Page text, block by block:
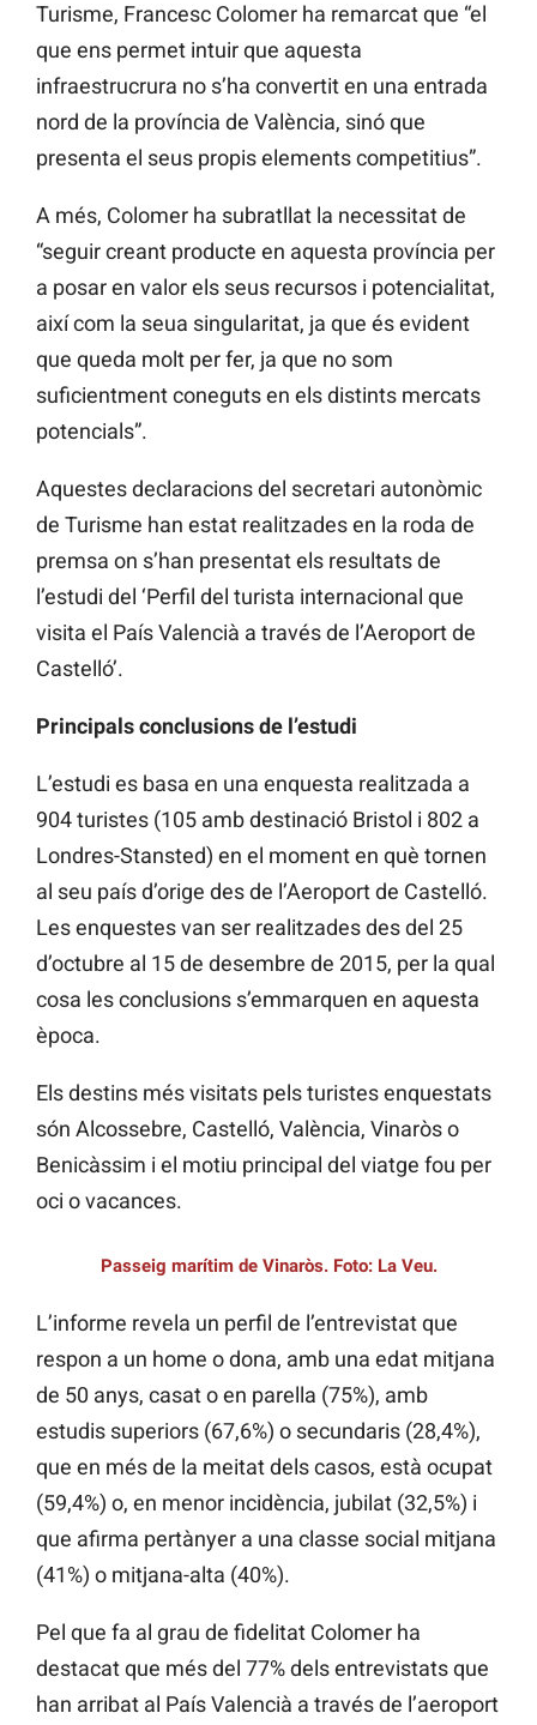
Turisme, Francesc Colomer ha remarcat que “el
que ens permet intuir que aquesta
infraestrucrura no s’ha convertit en una entrada
nord de la província de València, sinó que
presenta el seus propis elements competitius”.
A més, Colomer ha subratllat la necessitat de
“seguir creant producte en aquesta província per
a posar en valor els seus recursos i potencialitat,
així com la seua singularitat, ja que és evident
que queda molt per fer, ja que no som
suficientment coneguts en els distints mercats
potencials”.
Aquestes declaracions del secretari autonòmic
de Turisme han estat realitzades en la roda de
premsa on s’han presentat els resultats de
l’estudi del ‘Perfil del turista internacional que
visita el País Valencià a través de l’Aeroport de
Castelló’.
Principals conclusions de l’estudi
L’estudi es basa en una enquesta realitzada a
904 turistes (105 amb destinació Bristol i 802 a
Londres-Stansted) en el moment en què tornen
al seu país d’orige des de l’Aeroport de Castelló.
Les enquestes van ser realitzades des del 25
d’octubre al 15 de desembre de 2015, per la qual
cosa les conclusions s’emmarquen en aquesta
època.
Els destins més visitats pels turistes enquestats
són Alcossebre, Castelló, València, Vinaròs o
Benicàssim i el motiu principal del viatge fou per
oci o vacances.
Passeig marítim de Vinaròs. Foto: La Veu.
L’informe revela un perfil de l’entrevistat que
respon a un home o dona, amb una edat mitjana
de 50 anys, casat o en parella (75%), amb
estudis superiors (67,6%) o secundaris (28,4%),
que en més de la meitat dels casos, està ocupat
(59,4%) o, en menor incidència, jubilat (32,5%) i
que afirma pertànyer a una classe social mitjana
(41%) o mitjana-alta (40%).
Pel que fa al grau de fidelitat Colomer ha
destacat que més del 77% dels entrevistats que
han arribat al País Valencià a través de l’aeroport